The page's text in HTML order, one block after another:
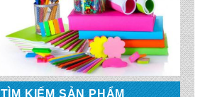
TÌM KIẾM SẢN PHẨM
CẶP HỌC SINH MS:
TN 5013
CẶP HỌC SINH MS: